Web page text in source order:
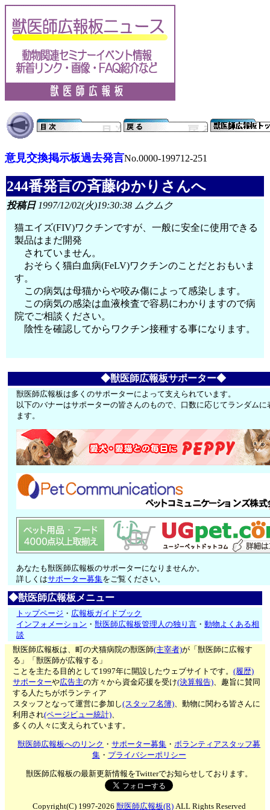
意見交換掲示板過去発言No.0000-199712-251
244番発言の斉藤ゆかりさんへ
投稿日1997/12/02(火)19:30:38 ムクムク
猫エイズ(FIV)ワクチンですが、一般に安全に使用できる
製品はまだ開発
されていません。
おそらく猫白血病(FeLV)ワクチンのことだとおもいま
す。
この病気は母猫からや咬み傷によって感染します。
この病気の感染は血液検査で容易にわかりますので病
院でご相談ください。
陰性を確認してからワクチン接種する事になります。
◆獣医師広報板サポーター◆
獣医師広報板は多くのサポーターによって支えられています。
以下のバナーはサポーターの皆さんのもので、口数に応じてランダムに
ます。
あなたも獣医師広報板のサポーターになりませんか。
詳しくはサポーター募集をご覧ください。
◆獣医師広報板メニュー
トップページ ・ 広報板ガイドブック
インフォメーション ・獣医師広報板管理人の独り言 ・動物よくある相
談
獣医師広報板は、町の犬猫病院の獣医師(主宰者)が「獣医師に広報す
る」「獣医師が広報する」
ことを主たる目的として1997年に開設したウェブサイトです。(履歴)
サポーターや広告主の方々から資金応援を受け(決算報告)、趣旨に賛同
する人たちがボランティア
スタッフとなって運営に参加し(スタッフ名簿)、動物に関わる皆さんに
利用され(ページビュー統計)、
多くの人々に支えられています。
獣医師広報板へのリンク ・サポーター募集 ・ボランティアスタッフ募
集・ プライバシーポリシー
獣医師広報板の最新更新情報をTwitterでお知らせしております。
Copyright(C) 1997-2026 獣医師広報板(R)ALL Rights Reserved